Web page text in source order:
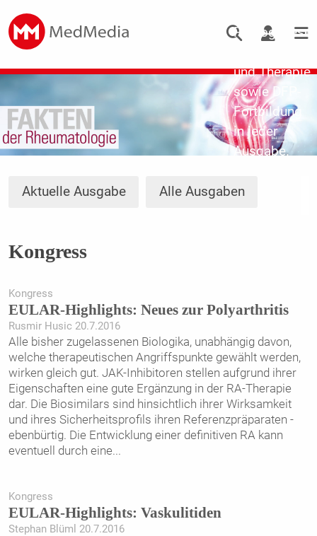
Pathogenese,
und Therapie
sowie DFP-
Fortbildung
in jeder
Ausgabe.
Aktuelle Ausgabe Alle Ausgaben
Kongress
Kongress
EULAR-Highlights: Neues zur Polyarthritis
Rusmir Husic 20.7.2016
Alle bisher zugelassenen Biologika, unabhängig davon,
welche therapeutischen Angriffspunkte gewählt werden,
wirken gleich gut. JAK-Inhibitoren stellen aufgrund ihrer
Eigenschaften eine gute Ergänzung in der RA-Therapie
dar. Die Biosimilars sind hinsichtlich ihrer Wirksamkeit
und ihres Sicherheitsprofils ihren Referenzpräparaten ­
ebenbürtig. Die Entwicklung einer definitiven RA kann
eventuell durch eine...
Kongress
EULAR-Highlights: Vaskulitiden
Stephan Blüml 20.7.2016